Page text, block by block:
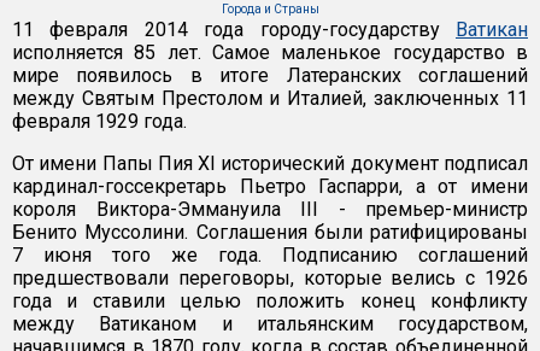
Города и Страны
11 февраля 2014 года городу-государству Ватикан
исполняется 85 лет. Самое маленькое государство в
мире появилось в итоге Латеранских соглашений
между Святым Престолом и Италией, заключенных 11
февраля 1929 года.
От имени Папы Пия XI исторический документ подписал
кардинал-госсекретарь Пьетро Гаспарри, а от имени
короля Виктора-Эммануила III - премьер-министр
Бенито Муссолини. Соглашения были ратифицированы
7 июня того же года. Подписанию соглашений
предшествовали переговоры, которые велись с 1926
года и ставили целью положить конец конфликту
между Ватиканом и итальянским государством,
начавшимся в 1870 году, когда в состав объединенной